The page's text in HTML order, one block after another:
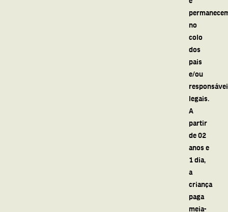
no
colo
dos
pais
e/ou
legais.
A
partir
de 02
anos e
1 dia,
a
criança
paga
meia-